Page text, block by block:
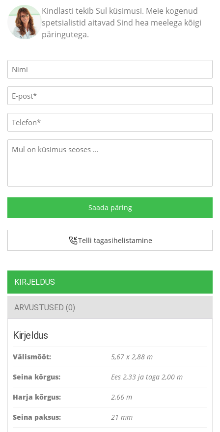
Kindlasti tekib Sul küsimusi. Meie kogenud
spetsialistid aitavad Sind hea meelega kõigi
päringutega.
Name
(Required)
E-
mail
(Required)
Phone
Message
Telli tagasihelistamine
KIRJELDUS
ARVUSTUSED (0)
Kirjeldus
Välismõõt: 5,67 x 2,88 m
Seina kõrgus: Ees 2,33 ja taga 2,00 m
Harja kõrgus: 2,66 m
Seina paksus: 21 mm